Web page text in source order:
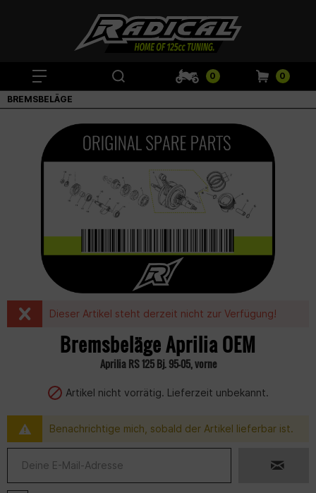
0 0
BREMSBELÄGE
Dieser Artikel steht derzeit nicht zur Verfügung!
Bremsbeläge Aprilia OEM
Aprilia RS 125 Bj. 95-05, vorne
Artikel nicht vorrätig. Lieferzeit unbekannt.
Benachrichtige mich, sobald der Artikel lieferbar ist.